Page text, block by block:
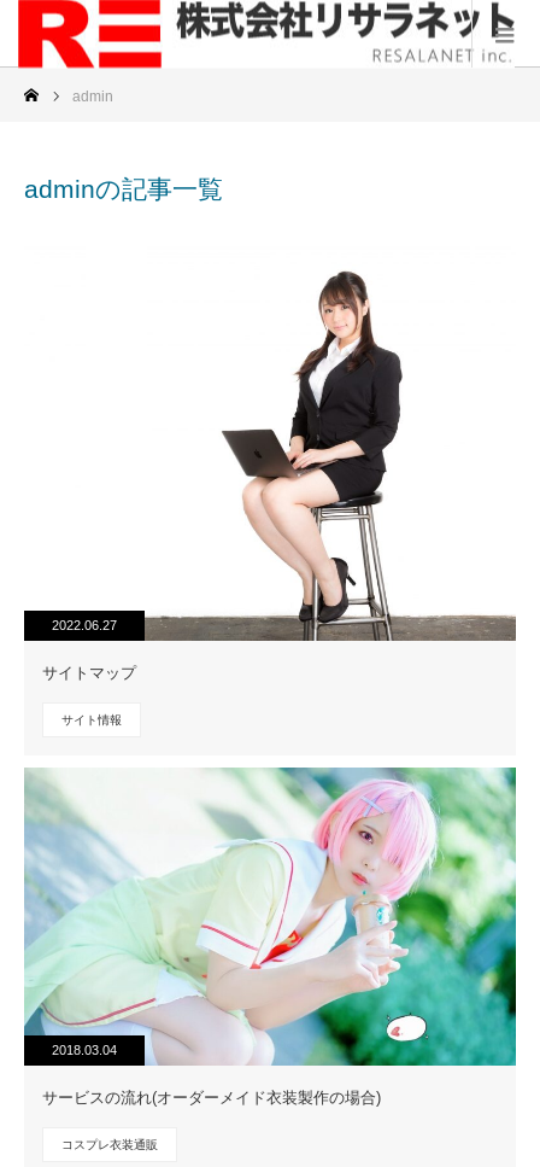
admin
adminの記事一覧
2022.06.27
サイトマップ
サイト情報
2018.03.04
サービスの流れ(オーダーメイド衣装製作の場合)
コスプレ衣装通販